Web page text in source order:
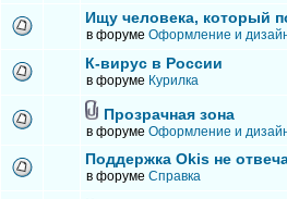
Ищу человека, который
в форуме Оформление и
К-вирус в России
в форуме Курилка
Прозрачная зона
в форуме Оформление и
Поддержка Okis не
в форуме Справка